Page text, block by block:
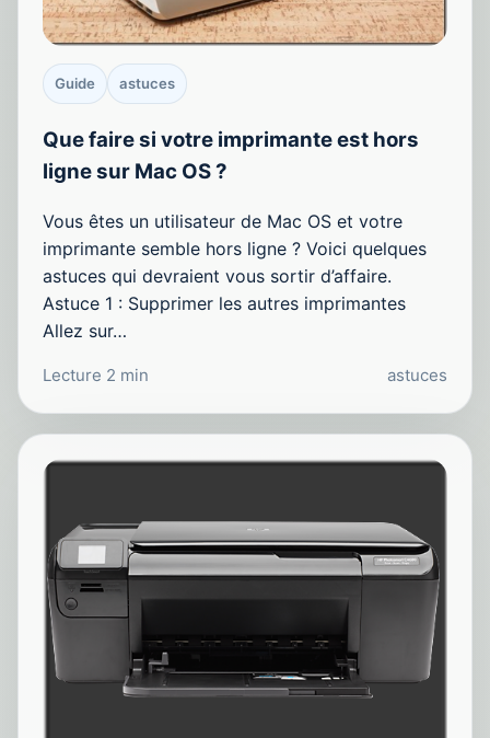
Guide astuces
Que faire si votre imprimante est hors
ligne sur Mac OS ?
Vous êtes un utilisateur de Mac OS et votre
imprimante semble hors ligne ? Voici quelques
astuces qui devraient vous sortir d’affaire.
Astuce 1 : Supprimer les autres imprimantes
Allez sur…
Lecture 2 min astuces